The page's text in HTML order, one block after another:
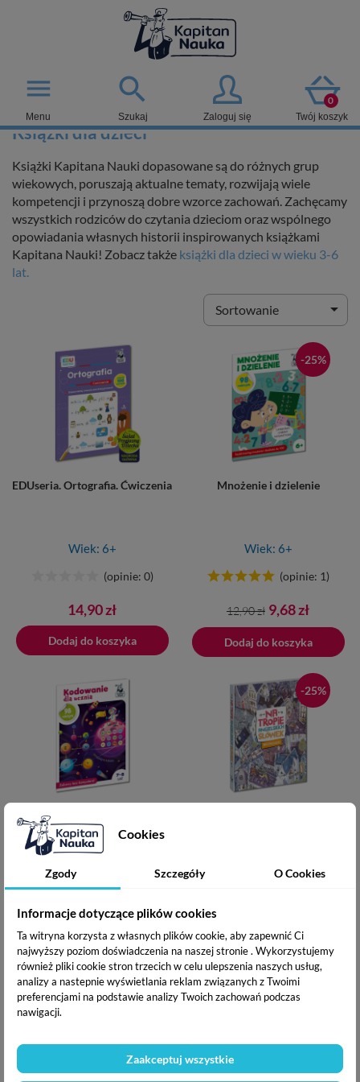

Szukaj Zaloguj się
0
Twój koszyk
menu
Menu
Książki dla dzieci
Książki Kapitana Nauki dopasowane są do różnych grup
wiekowych, poruszają aktualne tematy, rozwijają wiele
kompetencji i przynoszą dobre wzorce zachowań. Zachęcamy
wszystkich rodziców do czytania dzieciom oraz wspólnego
opowiadania własnych historii inspirowanych książkami
Kapitana Nauki! Zobacz także książki dla dzieci w wieku 3-6
lat.
Sortowanie 
EDUseria. Ortografia. Ćwiczenia
Wiek: 6+
(opinie: 0)
Cena
14,90 zł
Dodaj do koszyka
-25%
Mnożenie i dzielenie
Wiek: 6+
(opinie: 1)
Cena
podstawowa
12,90 zł Cena
9,68 zł
Dodaj do koszyka
Dodano do koszyka
Kodowanie dla ucznia
Wiek: 7–8 lat
(opinie: 2)
Cena
12,90 zł
Dodaj do koszyka
-25%
Wiek: 7+
Cena
podstawowa
54,90 złCena
41,18 zł
Dodaj do koszyka
Dodano do koszyka

Cookies
Zgody Szczegóły O Cookies
Informacje dotyczące plików cookies
Ta witryna korzysta z własnych plików cookie, aby zapewnić Ci
najwyższy poziom doświadczenia na naszej stronie . Wykorzystujemy
również pliki cookie stron trzecich w celu ulepszenia naszych usług,
analizy a nastepnie wyświetlania reklam związanych z Twoimi
preferencjami na podstawie analizy Twoich zachowań podczas
nawigacji.
Zaakceptuj wszystkie